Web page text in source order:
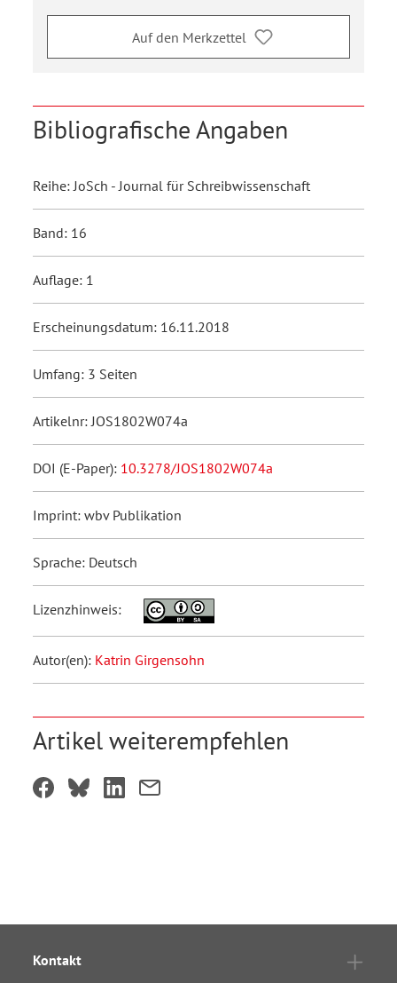
Auf den Merkzettel
Bibliografische Angaben
Reihe: JoSch - Journal für Schreibwissenschaft
Band: 16
Auflage: 1
Erscheinungsdatum: 16.11.2018
Umfang: 3 Seiten
Artikelnr: JOS1802W074a
DOI (E-Paper): 10.3278/JOS1802W074a
Imprint: wbv Publikation
Sprache: Deutsch
Lizenzhinweis:
Autor(en): Katrin Girgensohn
Artikel weiterempfehlen
Kontakt